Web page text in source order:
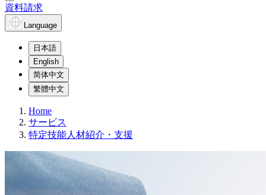
資料請求
Language
日本語
English
简体中文
繁體中文
Home
サービス
特定技能人材紹介・支援